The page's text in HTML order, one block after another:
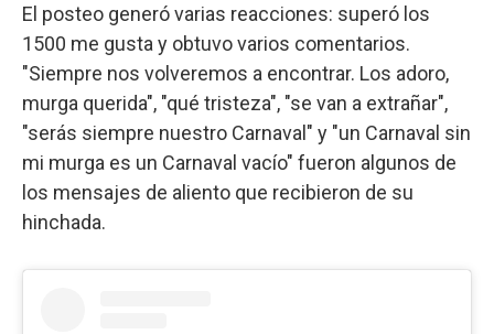
El posteo generó varias reacciones: superó los
1500 me gusta y obtuvo varios comentarios.
"Siempre nos volveremos a encontrar. Los adoro,
murga querida", "qué tristeza", "se van a extrañar",
"serás siempre nuestro Carnaval" y "un Carnaval sin
mi murga es un Carnaval vacío" fueron algunos de
los mensajes de aliento que recibieron de su
hinchada.